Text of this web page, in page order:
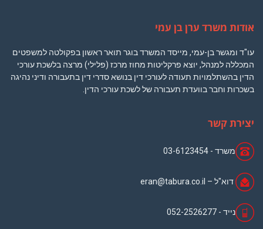
אודות משרד ערן בן עמי
עו"ד ומגשר בן-עמי, מייסד המשרד בוגר תואר ראשון בפקולטה למשפטים
המכללה למנהל, יוצא פרקליטות מחוז מרכז (פלילי) מרצה בלשכת עורכי
הדין בהשתלמויות תעודה לעורכי דין בנושא סדרי דין בתעבורה ודיני נהיגה
בשכרות וחבר בוועדת תעבורה של לשכת עורכי הדין.
יצירת קשר
משרד - 03-6123454
דוא"ל – eran@tabura.co.il
נייד - 052-2526277